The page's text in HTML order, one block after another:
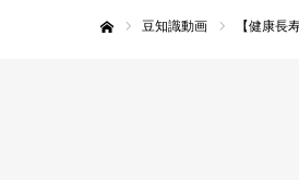
豆知識動画 【健康長